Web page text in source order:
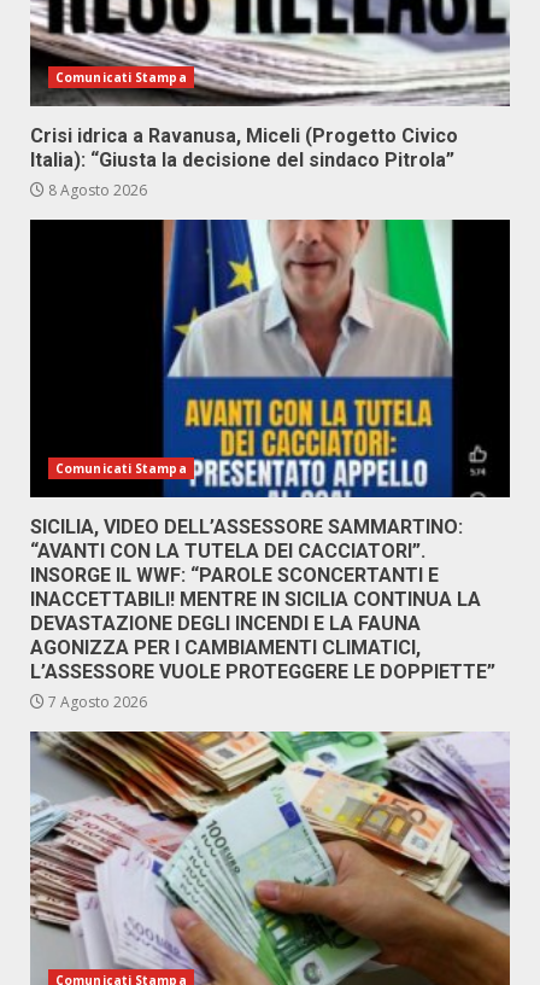
Comunicati Stampa
Crisi idrica a Ravanusa, Miceli (Progetto Civico
Italia): “Giusta la decisione del sindaco Pitrola”
8 Agosto 2026
Comunicati Stampa
SICILIA, VIDEO DELL’ASSESSORE SAMMARTINO:
“AVANTI CON LA TUTELA DEI CACCIATORI”.
INSORGE IL WWF: “PAROLE SCONCERTANTI E
INACCETTABILI! MENTRE IN SICILIA CONTINUA LA
DEVASTAZIONE DEGLI INCENDI E LA FAUNA
AGONIZZA PER I CAMBIAMENTI CLIMATICI,
L’ASSESSORE VUOLE PROTEGGERE LE DOPPIETTE”
7 Agosto 2026
Comunicati Stampa